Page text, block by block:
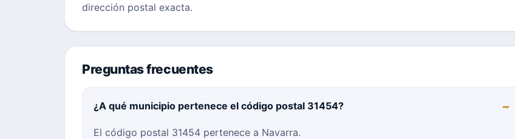
dirección postal exacta.
Preguntas frecuentes
¿A qué municipio pertenece el código postal 31454?
El código postal 31454 pertenece a Navarra.